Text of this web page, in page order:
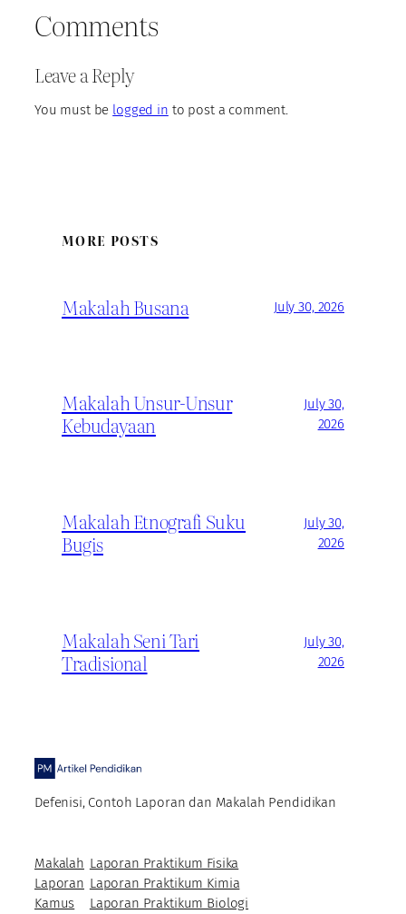
Comments
Leave a Reply
You must be logged in to post a comment.
MORE POSTS
Makalah Busana July 30, 2026
Makalah Unsur-Unsur
Kebudayaan
July 30,
2026
Makalah Etnografi Suku
Bugis
July 30,
2026
Makalah Seni Tari
Tradisional
July 30,
2026
Defenisi, Contoh Laporan dan Makalah Pendidikan
Makalah
Laporan
Kamus
Laporan Praktikum Fisika
Laporan Praktikum Kimia
Laporan Praktikum Biologi